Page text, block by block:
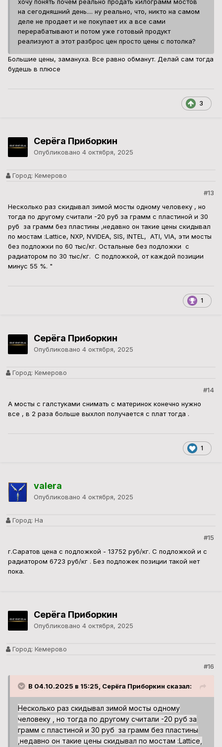
хочу понять почем реально продать килограмм мостов
на сегодняшний день.... ну реально, что, никто на самом
деле не продает и не покупает их а все сами
перерабатывают и потом уже готовый продукт
реализуют а этот разброс цен просто цены с потолка?
Большие цены, замануха. Все равно обманут. Делай сам тогда
будешь в плюсе
3
Серёга Приборкин
Опубликовано 4 октября, 2025
Город: Кемерово
#13
Несколько раз скидывал зимой мосты одному человеку , но
тогда по другому считали -20 руб за грамм с пластиной и 30
руб за грамм без пластины ,недавно он такие цены скидывал
по мостам :Lattice, NXP, NVIDEA, SIS, INTEL, ATI, VIA, эти мосты
без подложки по 60 тыс/кг. Остальные без подложки с
радиатором по 30 тыс/кг. С подложкой, от каждой позиции
минус 55 %. "
1
Серёга Приборкин
Опубликовано 4 октября, 2025
Город: Кемерово
#14
А мосты с галстуками снимать с материнок конечно нужно
все , в 2 раза больше выхлоп получается с плат тогда .
1
valera
Опубликовано 4 октября, 2025
Город: На
#15
г.Саратов цена с подложкой - 13752 руб/кг. С подложкой и с
радиатором 6723 руб/кг . Без подложек позиции такой нет
пока.
Серёга Приборкин
Опубликовано 4 октября, 2025
Город: Кемерово
#16
В 04.10.2025 в 15:25, Серёга Приборкин сказал:
Несколько раз скидывал зимой мосты одному
человеку , но тогда по другому считали -20 руб за
грамм с пластиной и 30 руб за грамм без пластины
,недавно он такие цены скидывал по мостам :Lattice,